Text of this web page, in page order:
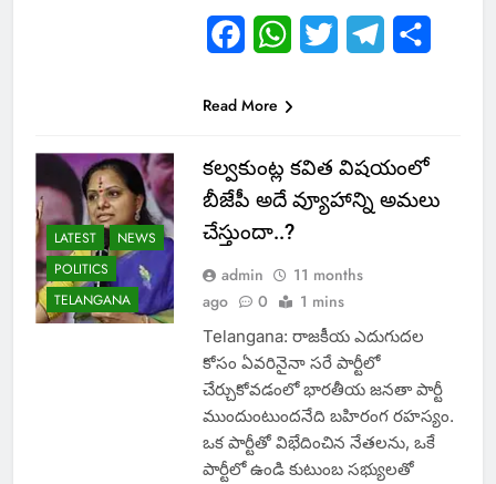
FacebookWhatsApp
Twitter Telegram
Read More
LATEST
NEWS
POLITICS
TELANGANA
క‌ల్వ‌కుంట్ల క‌విత విష‌యంలో
బీజేపీ అదే వ్యూహాన్ని అమ‌లు
చేస్తుందా..?
admin
11 months
ago
0 1 mins
Telangana: రాజ‌కీయ ఎదుగుద‌ల
కోసం ఏవ‌రినైనా స‌రే పార్టీలో
చేర్చుకోవ‌డంలో భార‌తీయ జ‌న‌తా పార్టీ
ముందుంటుంద‌నేది బ‌హిరంగ ర‌హస్యం.
ఒక పార్టీతో విభేదించిన నేత‌ల‌ను, ఒకే
పార్టీలో ఉండి కుటుంబ స‌భ్యుల‌తో